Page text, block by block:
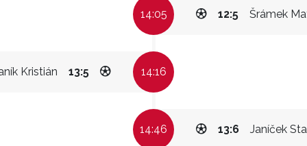
14:05 Šrámek
12:5
Kristián 13:5 14:16
14:46 Janíček
13:6